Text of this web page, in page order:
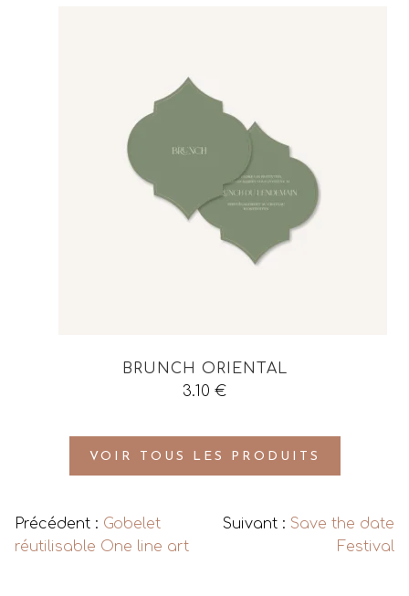
BRUNCH ORIENTAL
3.10 €
VOIR TOUS LES PRODUITS
Précédent : Gobelet
réutilisable One line art
Suivant : Save the date
Festival